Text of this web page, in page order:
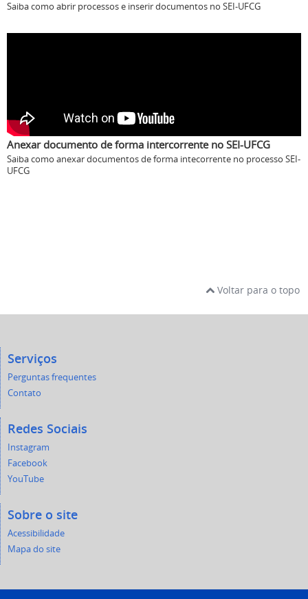
Saiba como abrir processos e inserir documentos no SEI-UFCG
Anexar documento de forma intercorrente no SEI-UFCG
Saiba como anexar documentos de forma intecorrente no processo SEI-
UFCG
Voltar para o topo
Serviços
Perguntas frequentes
Contato
Redes Sociais
Instagram
Facebook
YouTube
Sobre o site
Acessibilidade
Mapa do site